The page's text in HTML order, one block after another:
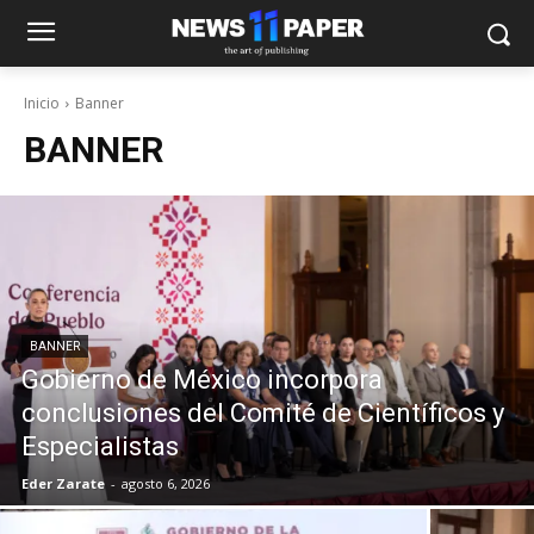
Inicio Banner
BANNER
BANNER
Gobierno de México incorpora
conclusiones del Comité de Científicos y
Especialistas
Eder Zarate - agosto 6, 2026